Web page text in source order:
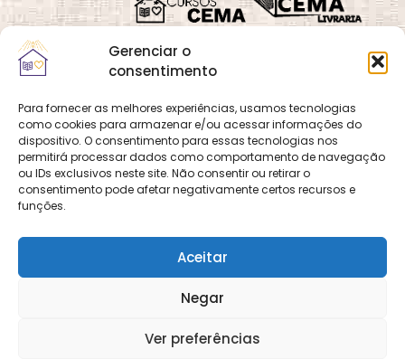
Gerenciar o
consentimento
Para fornecer as melhores experiências, usamos tecnologias
como cookies para armazenar e/ou acessar informações do
dispositivo. O consentimento para essas tecnologias nos
permitirá processar dados como comportamento de navegação
ou IDs exclusivos neste site. Não consentir ou retirar o
consentimento pode afetar negativamente certos recursos e
funções.
Aceitar
Negar
Ver preferências
Quadra 02, Lote 16,
Vila Vicentina,
Planaltina, Brasília-
DF. CEP 73.320-140
CNPJ: 01.600.089/0001-
DECOM - A Voz do
CEMA nas Redes!
OCemaneté um site
que pertence e é gerido
pelo CEMA, assim